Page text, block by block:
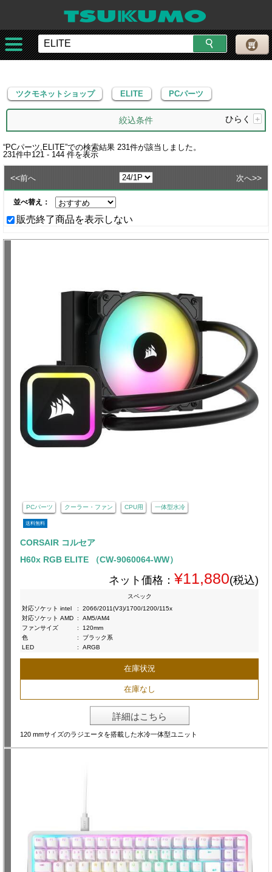
ツクモネットショップ
ツクモネットショップ ELITE PCパーツ
絞込条件 ひらく +
“PCパーツ,ELITE”での検索結果 231件が該当しました。
231件中121 - 144 件を表示
<<前へ 次へ>>
並べ替え：
販売終了商品を表示しない
PCパーツ クーラー・ファン CPU用 一体型水冷
送料無料
CORSAIR コルセア
H60x RGB ELITE （CW-9060064-WW）
ネット価格： ¥11,880(税込)
スペック
対応ソケット intel
:
2066/2011(V3)/1700/1200/115x
対応ソケット AMD :
AM5/AM4
ファンサイズ
:
120mm
色
:
ブラック系
LED
: ARGB
在庫状況
在庫なし
詳細はこちら
120 mmサイズのラジエータを搭載した水冷一体型ユニット